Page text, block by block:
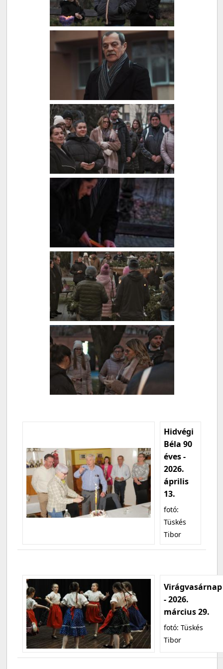
Hidvégi
Béla 90
éves -
2026.
április
13.
fotó:
Tüskés
Tibor
Virágvasárnap
- 2026.
március 29.
fotó: Tüskés
Tibor